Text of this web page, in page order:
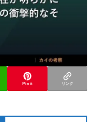
Pin it リンク